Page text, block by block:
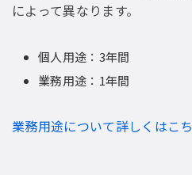
によって異なります。
個人用途：3年間
業務用途：1年間
業務用途について詳しくはこ